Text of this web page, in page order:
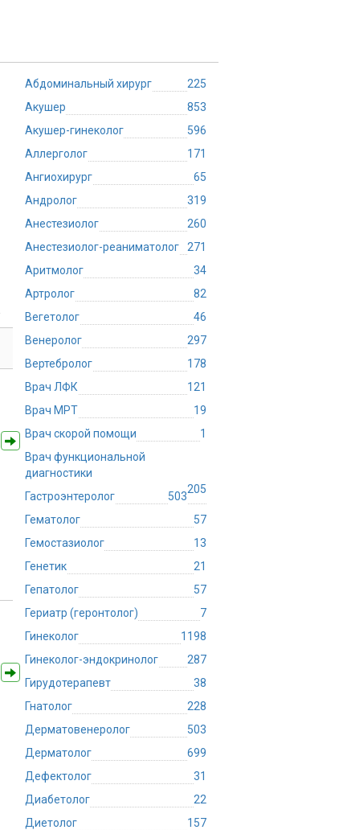
Абдоминальный хирург
225
Акушер
853
Акушер-гинеколог
596
Аллерголог
171
Ангиохирург
65
Андролог
319
Анестезиолог
260
Анестезиолог-реаниматолог
271
Аритмолог
34
Артролог
82
Вегетолог
46
Венеролог
297
Вертебролог
178
Врач ЛФК
121
Врач МРТ
19
Врач скорой помощи
1
Врач функциональной
диагностики
205
Гастроэнтеролог
503
Гематолог
57
Гемостазиолог
13
Генетик
21
Гепатолог
57
Гериатр (геронтолог)
7
Гинеколог
1198
Гинеколог-эндокринолог
287
Гирудотерапевт
38
Гнатолог
228
Дерматовенеролог
503
Дерматолог
699
Дефектолог
31
Диабетолог
22
Диетолог
157